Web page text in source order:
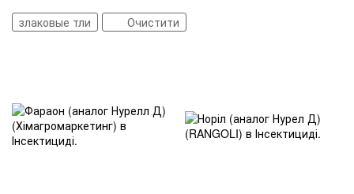
злаковые тли Очистити